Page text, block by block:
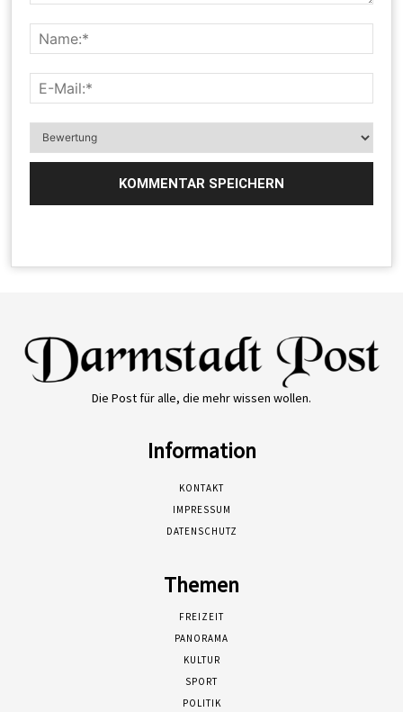
Die Post für alle, die mehr wissen wollen.
Information
KONTAKT
IMPRESSUM
DATENSCHUTZ
Themen
FREIZEIT
PANORAMA
KULTUR
SPORT
POLITIK